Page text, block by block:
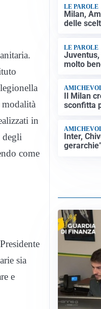
in
degli
come
sia
e
LE PAROLE
Milan,
delle
LE PAROLE
molto
Il Milan
sconfitta
Inter,